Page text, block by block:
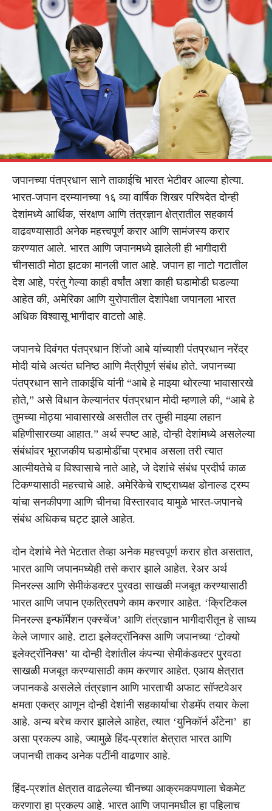
जपानच्या पंतप्रधान साने ताकाईचि भारत भेटीवर आल्या होत्या.
भारत-जपान दरम्यानच्या १६ व्या वार्षिक शिखर परिषदेत दोन्ही
देशांमध्ये आर्थिक, संरक्षण आणि तंत्रज्ञान क्षेत्रातील सहकार्य
वाढवण्यासाठी अनेक महत्त्वपूर्ण करार आणि सामंजस्य करार
करण्यात आले. भारत आणि जपानमध्ये झालेली ही भागीदारी
चीनसाठी मोठा झटका मानली जात आहे. जपान हा नाटो गटातील
देश आहे, परंतु गेल्या काही वर्षांत अशा काही घडामोडी घडल्या
आहेत की, अमेरिका आणि युरोपातील देशांपेक्षा जपानला भारत
अधिक विश्वासू भागीदार वाटतो आहे.
जपानचे दिवंगत पंतप्रधान शिंजो आबे यांच्याशी पंतप्रधान नरेंद्र
मोदी यांचे अत्यंत घनिष्ठ आणि मैत्रीपूर्ण संबंध होते. जपानच्या
पंतप्रधान साने ताकाईचि यांनी “आबे हे माझ्या थोरल्या भावासारखे
होते,” असे विधान केल्यानंतर पंतप्रधान मोदी म्हणाले की, “आबे हे
तुमच्या मोठ्या भावासारखे असतील तर तुम्ही माझ्या लहान
बहिणीसारख्या आहात.” अर्थ स्पष्ट आहे, दोन्ही देशांमध्ये असलेल्या
संबंधांवर भूराजकीय घडामोडींचा प्रभाव असला तरी त्यात
आत्मीयतेचे व विश्वासाचे नाते आहे, जे देशांचे संबंध प्रदीर्घ काळ
टिकण्यासाठी महत्त्वाचे आहे. अमेरिकेचे राष्ट्राध्यक्ष डोनाल्ड ट्रम्प
यांचा सनकीपणा आणि चीनचा विस्तारवाद यामुळे भारत-जपानचे
संबंध अधिकच घट्ट झाले आहेत.
दोन देशांचे नेते भेटतात तेव्हा अनेक महत्त्वपूर्ण करार होत असतात,
भारत आणि जपानमध्येही तसे करार झाले आहेत. रेअर अर्थ
मिनरल्स आणि सेमीकंडक्टर पुरवठा साखळी मजबूत करण्यासाठी
भारत आणि जपान एकत्रितपणे काम करणार आहेत. ‘क्रिटिकल
मिनरल्स इन्फॉर्मेशन एक्स्चेंज’ आणि तंत्रज्ञान भागीदारीतून हे साध्य
केले जाणार आहे. टाटा इलेक्ट्रॉनिक्स आणि जपानच्या ‘टोक्यो
इलेक्ट्रॉनिक्स’ या दोन्ही देशांतील कंपन्या सेमीकंडक्टर पुरवठा
साखळी मजबूत करण्यासाठी काम करणार आहेत. एआय क्षेत्रात
जपानकडे असलेले तंत्रज्ञान आणि भारताची अफाट सॉफ्टवेअर
क्षमता एकत्र आणून दोन्ही देशांनी सहकार्याचा रोडमॅप तयार केला
आहे. अन्य बरेच करार झालेले आहेत, त्यात ‘युनिकॉर्न अँटेना’ हा
असा प्रकल्प आहे, ज्यामुळे हिंद-प्रशांत क्षेत्रात भारत आणि
जपानची ताकद अनेक पटींनी वाढणार आहे.
हिंद-प्रशांत क्षेत्रात वाढलेल्या चीनच्या आक्रमकपणाला चेकमेट
करणारा हा प्रकल्प आहे. भारत आणि जपानमधील हा पहिलाच